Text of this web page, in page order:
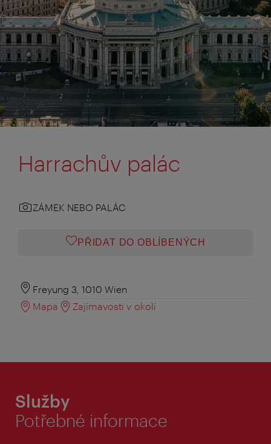
Harrachův palác
ZÁMEK NEBO PALÁC
PŘIDAT DO OBLÍBENÝCH
Freyung 3, 1010 Wien
Mapa
Zajímavosti v okolí
Služby
Potřebné informace